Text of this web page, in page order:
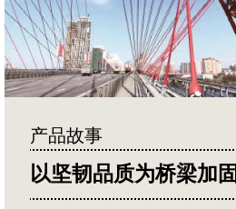
产品故事
以坚韧品质为桥梁加固